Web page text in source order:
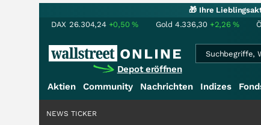
🎁 Ihre
DAX 26.304,24 +0,50% Gold 4.336,30 +2,26%
Depot eröffnen
Aktien Community Nachrichten Indizes
NEWS TICKER